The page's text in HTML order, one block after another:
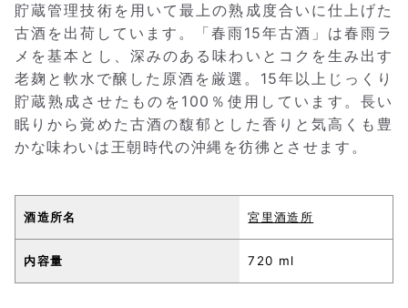
貯蔵管理技術を用いて最上の熟成度合いに仕上げた
古酒を出荷しています。「春雨15年古酒」は春雨ラ
メを基本とし、深みのある味わいとコクを生み出す
老麹と軟水で醸した原酒を厳選。15年以上じっくり
貯蔵熟成させたものを100％使用しています。長い
眠りから覚めた古酒の馥郁とした香りと気高くも豊
かな味わいは王朝時代の沖縄を彷彿とさせます。
酒造所名 宮里酒造所
内容量 720 ml